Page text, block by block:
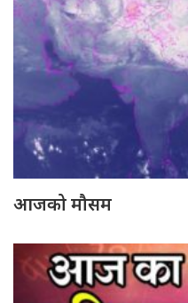
आजको मौसम